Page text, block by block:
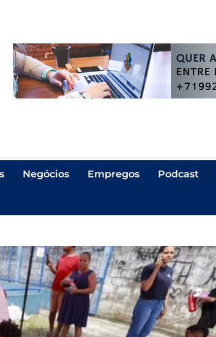
Negócios Empregos Podcast